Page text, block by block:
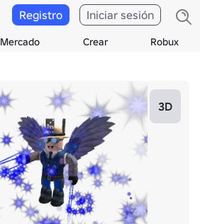
Mercado Crear Robux
Registro Iniciar sesión
3D